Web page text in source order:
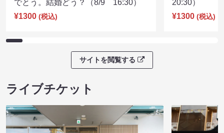
でとう。結婚どう？（8/9 16:30）
¥1300 (税込)
20:30）
¥1300 (税込)
サイトを閲覧する
ライブチケット